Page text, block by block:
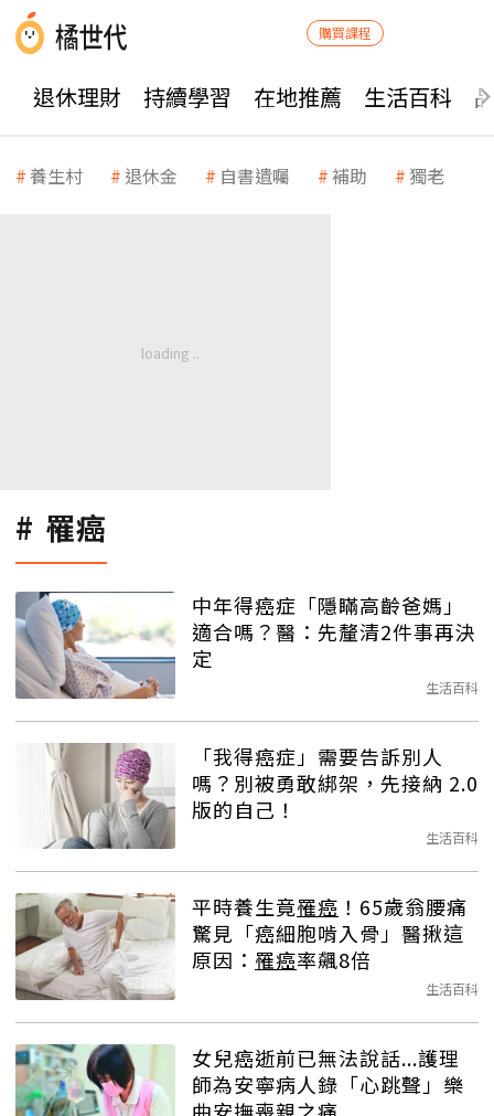
購買課程
退休理財 持續學習 在地推薦 生活百科
養生村 退休金 自書遺囑 補助 獨老
罹癌
中年得癌症「隱瞞高齡爸媽」
適合嗎？醫：先釐清2件事再決
定
生活百科
「我得癌症」需要告訴別人
嗎？別被勇敢綁架，先接納 2.0
版的自己！
生活百科
平時養生竟罹癌 ！65歲翁腰痛
驚見「癌細胞啃入骨」醫揪這
原因： 罹癌率飆8倍
生活百科
女兒癌逝前已無法說話...護理
師為安寧病人錄「心跳聲」樂